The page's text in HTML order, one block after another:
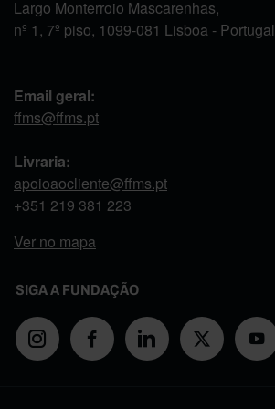
Largo Monterroio Mascarenhas,
nº 1, 7º piso, 1099-081 Lisboa - Portugal
Email geral:
ffms@ffms.pt
Livraria:
apoioaocliente@ffms.pt
+351 219 381 223
Ver no mapa
SIGA A FUNDAÇÃO